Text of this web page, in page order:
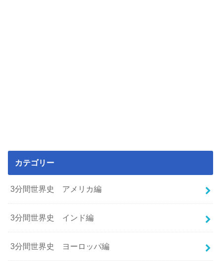
カテゴリー
3分間世界史 アメリカ編
3分間世界史 インド編
3分間世界史 ヨーロッパ編